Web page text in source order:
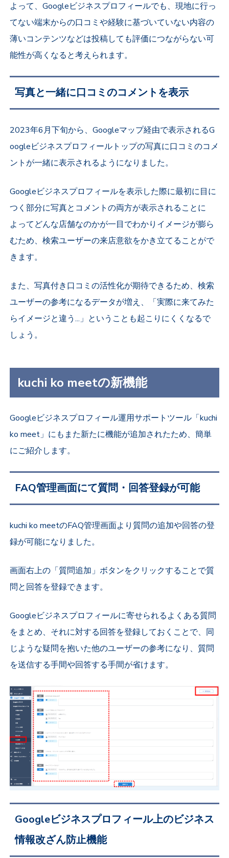
よって、Googleビジネスプロフィールでも、現地に行っ
てない端末からの口コミや経験に基づいていない内容の
薄いコンテンツなどは投稿しても評価につながらない可
能性が高くなると考えられます。
写真と一緒に口コミのコメントを表示
2023年6月下旬から、Googleマップ経由で表示されるG
oogleビジネスプロフィールトップの写真に口コミのコメ
ントが一緒に表示されるようになりました。
Googleビジネスプロフィールを表示した際に最初に目に
つく部分に写真とコメントの両方が表示されることに
よってどんな店舗なのかが一目でわかりイメージが膨ら
むため、検索ユーザーの来店意欲をかき立てることがで
きます。
また、写真付き口コミの活性化が期待できるため、検索
ユーザーの参考になるデータが増え、「実際に来てみた
らイメージと違う...」ということも起こりにくくなるで
しょう。
kuchi ko meetの新機能
Googleビジネスプロフィール運用サポートツール「kuchi
ko meet」にもまた新たに機能が追加されたため、簡単
にご紹介します。
FAQ管理画面にて質問・回答登録が可能
kuchi ko meetのFAQ管理画面より質問の追加や回答の登
録が可能になりました。
画面右上の「質問追加」ボタンをクリックすることで質
問と回答を登録できます。
Googleビジネスプロフィールに寄せられるよくある質問
をまとめ、それに対する回答を登録しておくことで、同
じような疑問を抱いた他のユーザーの参考になり、質問
を送信する手間や回答する手間が省けます。
Googleビジネスプロフィール上のビジネス
情報改ざん防止機能